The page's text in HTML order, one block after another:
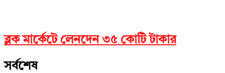
ব্লক মার্কেটে লেনদেন ৩৫ কোটি টাকার
সর্বশেষ